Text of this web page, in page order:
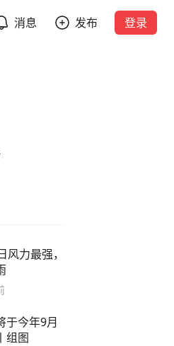
消息 发布 登录
力最强，
于今年9月
组图